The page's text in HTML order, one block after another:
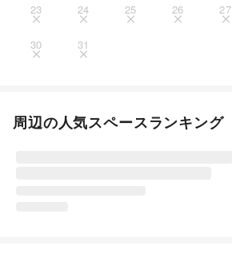
23 24 25 26 27
30 31
周辺の人気スペースランキング